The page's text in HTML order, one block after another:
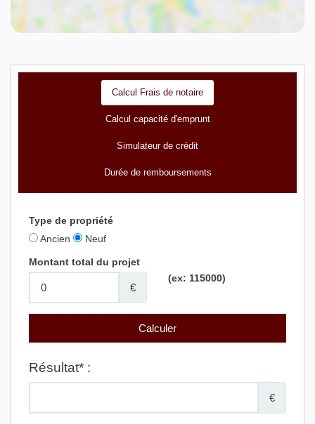
Calcul Frais de notaire
Calcul capacité d'emprunt
Simulateur de crédit
Durée de remboursements